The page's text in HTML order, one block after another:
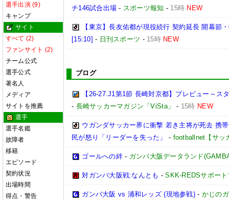
選手出演 (9)
キャンプ
サイト
すべて (2)
ファンサイト (2)
チーム公式
選手公式
著名人
メディア
サイトを推薦
選手
選手名鑑
故障者
移籍
エピソード
契約状況
出場時間
得点・警告
チ146試合出場 - スポーツ報知 - 15時 NEW
【東京】長友佑都が現役続行 契約延長 開幕節
[15:10] - 日刊スポーツ - 15時 NEW
ブログ
【26-27.J1第1節 長崎対京都】プレビュー～
- 長崎サッカーマガジン「ViSta」 - 15時 NEW
ウガンダサッカー界に衝撃 若き主将が死去 携
民が怒り「リーダーを失った」
- footballnet【サッ
ゴールへの絆- ガンバ大阪データランド
対ガンバ大阪戦:なんとも -SKK-REDSサポー
ガンバ大阪 vs 浦和レッズ (現地参戦)- かじの